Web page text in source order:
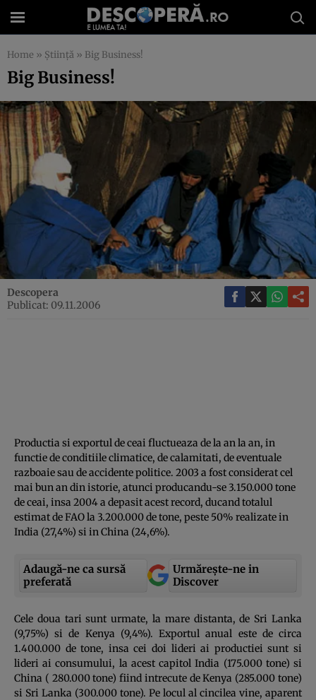
Home » Știință » Big Business!
Big Business!
Descopera
Publicat: 09.11.2006
Productia si exportul de ceai fluctueaza de la an la an, in
functie de conditiile climatice, de calamitati, de eventuale
razboaie sau de accidente politice. 2003 a fost considerat cel
mai bun an din istorie, atunci producandu-se 3.150.000 tone
de ceai, insa 2004 a depasit acest record, ducand totalul
estimat de FAO la 3.200.000 de tone, peste 50% realizate in
India (27,4%) si in China (24,6%).
Adaugă-ne ca sursă
preferată
Urmărește-ne in
Discover
Cele doua tari sunt urmate, la mare distanta, de Sri Lanka
(9,75%) si de Kenya (9,4%). Exportul anual este de circa
1.400.000 de tone, insa cei doi lideri ai productiei sunt si
lideri ai consumului, la acest capitol India (175.000 tone) si
China ( 280.000 tone) fiind intrecute de Kenya (285.000 tone)
si Sri Lanka (300.000 tone). Pe locul al cincilea vine, aparent